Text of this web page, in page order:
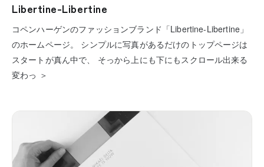
Libertine-Libertine
コペンハーゲンのファッションブランド「Libertine-Libertine」
のホームページ。 シンプルに写真があるだけのトップページは
スタートが真ん中で、 そっから上にも下にもスクロール出来る
変わっ ＞